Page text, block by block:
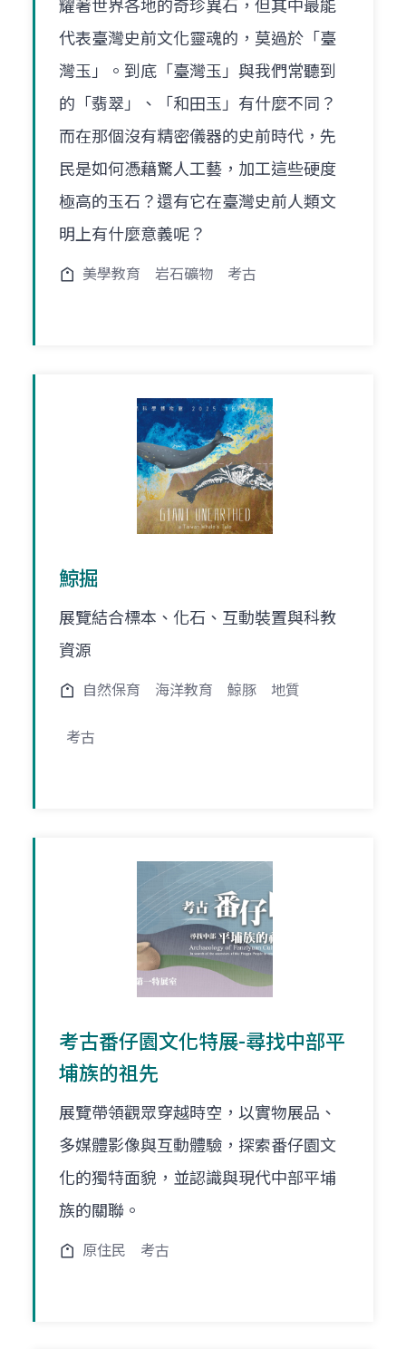
耀著世界各地的奇珍異石，但其中最能
代表臺灣史前文化靈魂的，莫過於「臺
灣玉」。到底「臺灣玉」與我們常聽到
的「翡翠」、「和田玉」有什麼不同？
而在那個沒有精密儀器的史前時代，先
民是如何憑藉驚人工藝，加工這些硬度
極高的玉石？還有它在臺灣史前人類文
明上有什麼意義呢？
美學教育 岩石礦物 考古
鯨掘
展覽結合標本、化石、互動裝置與科教
資源
自然保育 海洋教育 鯨豚 地質
考古
考古番仔園文化特展-尋找中部平
埔族的祖先
展覽帶領觀眾穿越時空，以實物展品、
多媒體影像與互動體驗，探索番仔園文
化的獨特面貌，並認識與現代中部平埔
族的關聯。
原住民 考古